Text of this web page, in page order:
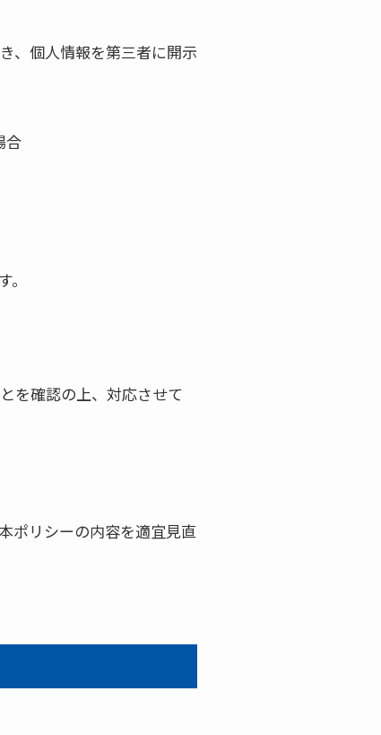
、個人情報を第三者に開示
合
を確認の上、対応させて
ポリシーの内容を適宜見直